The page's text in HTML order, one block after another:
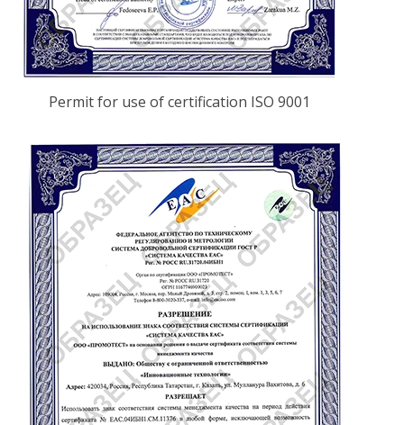
Permit for use of certification ISO 9001